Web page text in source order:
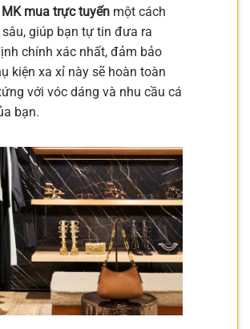
mua trực tuyến một cách
giúp bạn tự tin đưa ra
chính xác nhất, đảm bảo
kiện xa xỉ này sẽ hoàn toàn
với vóc dáng và nhu cầu cá
bạn.